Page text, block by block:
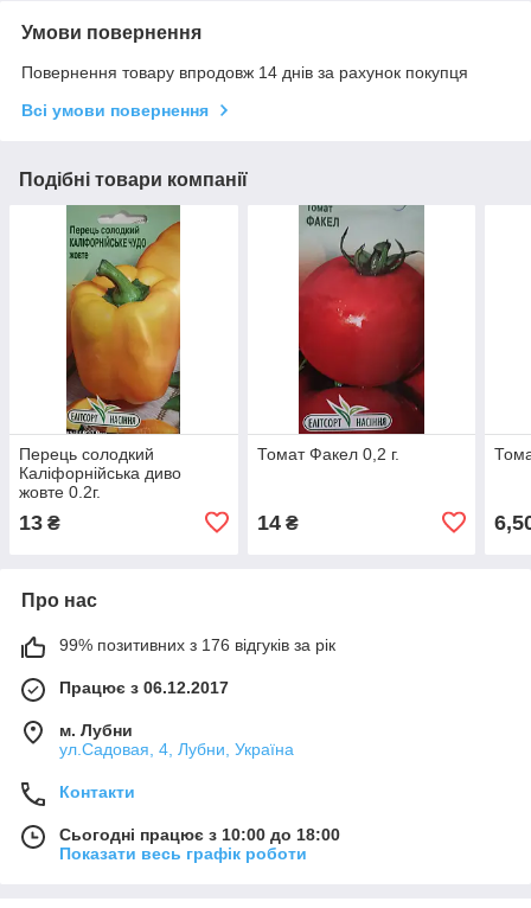
Умови повернення
Повернення товару впродовж 14 днів за рахунок покупця
Всі умови повернення
Подібні товари компанії
Перець солодкий
Каліфорнійська диво
жовте 0.2г.
13 ₴
Томат Факел 0,2 г.
14₴
Про нас
99% позитивних з 176 відгуків за рік
Працює з 06.12.2017
м. Лубни
ул.Садовая, 4, Лубни, Україна
Контакти
Сьогодні працює з 10:00 до 18:00
Показати весь графік роботи